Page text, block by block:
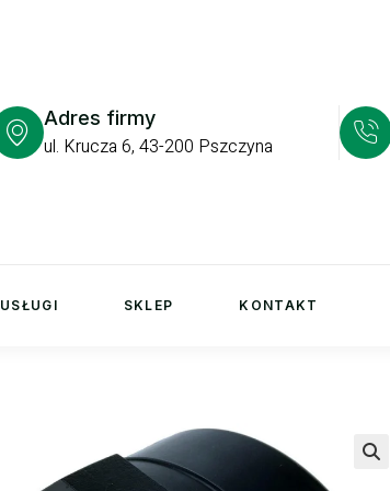
Adres firmy
ul. Krucza 6, 43-200 Pszczyna
USŁUGI SKLEP KONTAKT